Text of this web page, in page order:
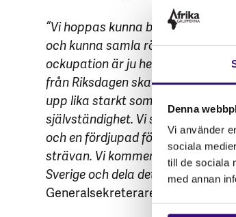
Denna
Vi använder
sociala
till de sociala
med annan
“Vi hoppas kunna bidra till mer
och kunna samla röster och
ockupation är ju helt
från Riksdagen ska ta med sig
upp lika starkt som civilsamhället
självständighet. Vi ser fram emot
och en fördjupad förståelse för
strävan. Vi kommer ta med
Sverige och dela det med
Generalsekreterare,